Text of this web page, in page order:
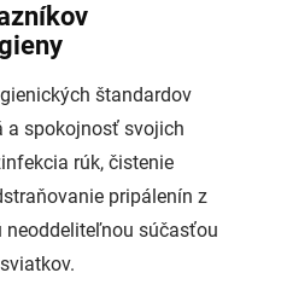
štandardov
a spokojnosť svojich
rúk, čistenie
pripálenín z
neoddeliteľnou súčasťou